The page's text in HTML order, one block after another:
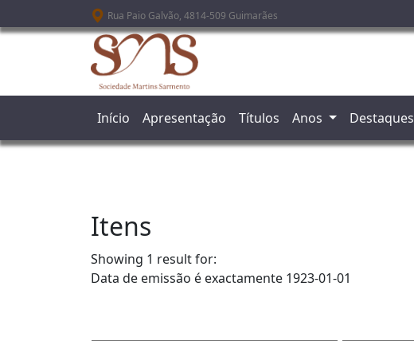
Passar para o conteúdo principal
Rua Paio Galvão, 4814-509 Guimarães
Início Apresentação Títulos Anos Destaques
Itens
Showing 1 result for:
Data de emissão é exactamente 1923-01-01